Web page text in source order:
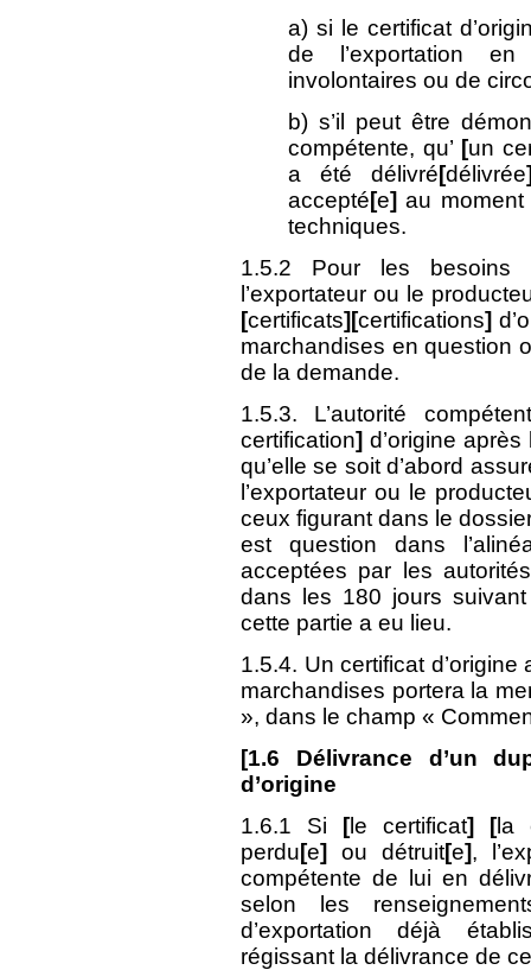
a) si le certificat
de l’exportation en
involontaires ou de
b) s’il peut être
compétente, qu’ [un
a été délivré[délivrée
accepté[e] au moment
techniques.
1.5.2 Pour les besoins
l’exportateur ou le
[certificats][certifications]
marchandises en question
de la demande.
1.5.3. L’autorité
certification] d’origine
qu’elle se soit d’abord
l’exportateur ou le
ceux figurant dans le
est question dans
acceptées par les
dans les 180 jours
cette partie a eu lieu.
1.5.4. Un certificat
marchandises portera la
», dans le champ «
[1.6 Délivrance d’un
d’origine
1.6.1 Si [le certificat] [la
perdu[e] ou détruit[e],
compétente de lui en
selon les
d’exportation déjà
régissant la délivrance de